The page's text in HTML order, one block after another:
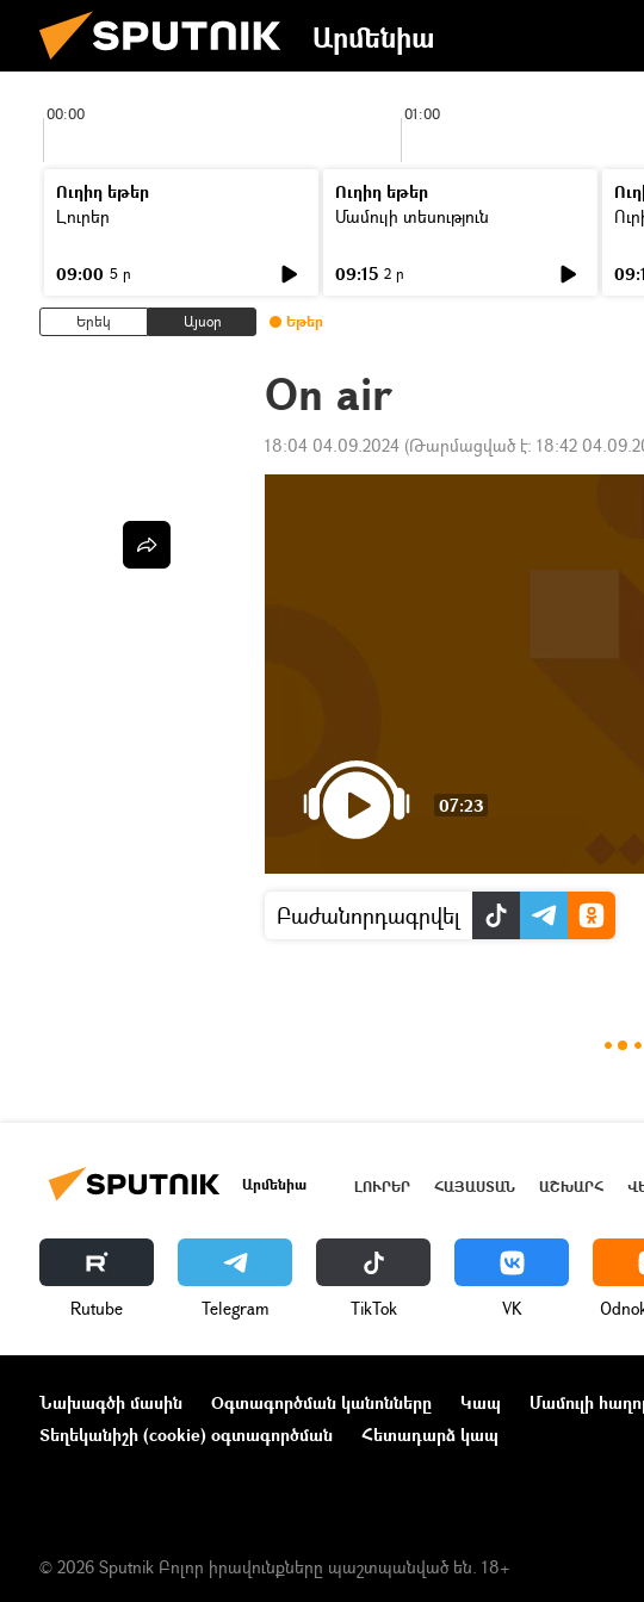
Արմենիա
00:00 01:00
Ուղիղ եթեր
Լուրեր
09:00 5 ր
Ուղիղ եթեր
Մամուլի տեսություն
09:15 2 ր
Երեկ Այսօր Եթեր
On air
18:04 04.09.2024 (Թարմացված է: 18:42
07:23
Բաժանորդագրվել
Արմենիա ԼՈՒՐԵՐ ՀԱՅԱՍՏԱՆ ԱՇԽԱՐՀ
Rutube Telegram ТikТоk VK
Նախագծի մասին Օգտագործման կանոնները Կապ Մամուլի
Տեղեկանիշի (cookie) օգտագործման
Հետադարձ կապ
© 2026 Sputnik Բոլոր իրավունքները պաշտպանված են. 18+